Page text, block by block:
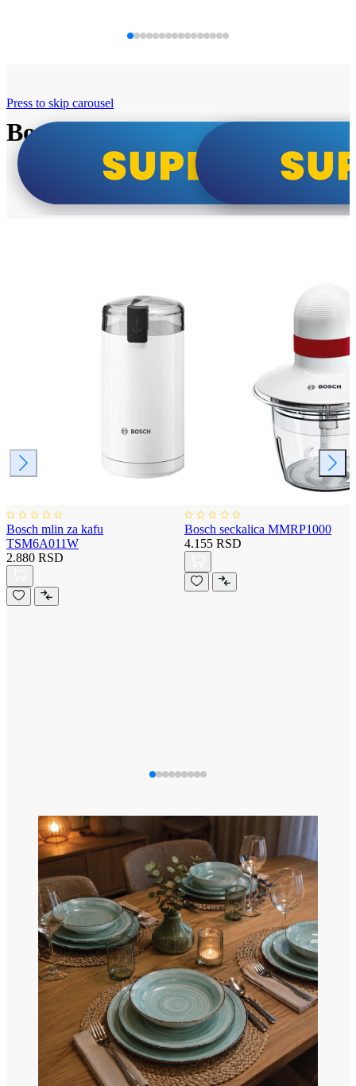
Bosch super cene
Press to skip carousel
Bosch mlin za kafu
TSM6A011W
2.880 RSD
Bosch seckalica MMRP1000
4.155 RSD